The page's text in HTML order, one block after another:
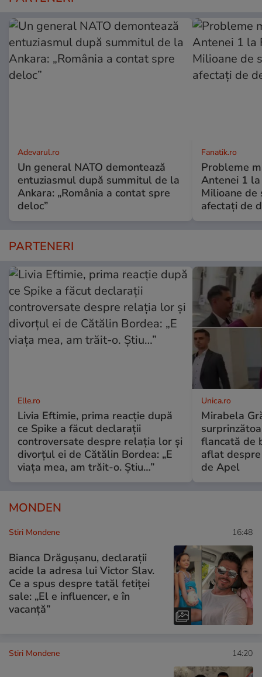
Adevarul.ro
Un general NATO demontează
entuziasmul după summitul de la
Ankara: „România a contat spre
deloc”
Fanatik.ro
Probleme
Antenei 1 la
Milioane de
afectați de
PARTENERI
Elle.ro
Livia Eftimie, prima reacție după
ce Spike a făcut declarații
controversate despre relația lor și
divorțul ei de Cătălin Bordea: „E
viața mea, am trăit-o. Știu…”
Unica.ro
Mirabela
flancată de
aflat
de Apel
MONDEN
Stiri Mondene 16:48
Bianca Drăgușanu, declarații
acide la adresa lui Victor Slav.
Ce a spus despre tatăl fetiței
sale: „El e influencer, e în
vacanță”
Stiri Mondene 14:20